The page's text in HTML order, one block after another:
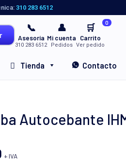
310 283 6512
📞
Asesoría
310 283 6512
👤
Mi cuenta
Pedidos
🛒 0
Carrito
Ver pedido
Tienda Contacto
Autocebante
+ IVA